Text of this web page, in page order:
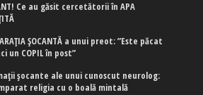
Ce au găsit cercetătorii în APA
ȘOCANTĂ a unui preot: ”Este păcat
un COPIL în post”
şocante ale unui cunoscut neurolog:
religia cu o boală mintală